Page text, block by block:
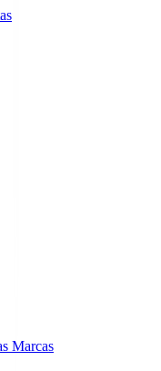
Marcas